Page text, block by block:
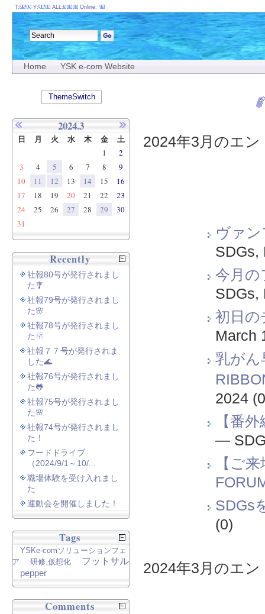
Home YSK e-com Website
2024年3月のエ
ヴァ
SDGs,
今月
SDGs,
初日
March
乳がん
2024
【番
—
【ご
SDGs
(0)
2024年3月のエ
T: Y: ALL: Online:
ThemeSwitch
2024.3
日 月 火 水 木 金 土
1
2
3
4 5 6 7 8
9
10
11 12 13 14 15
16
17
18 19 20 21 22
23
24
25 26 27 28 29
30
31
Recently
社報80号が発行されまし
た🎐
社報79号が発行されまし
た🌸
社報78号が発行されまし
た☃
社報７７号が発行されま
した🌊
社報76号が発行されまし
た🐸
社報75号が発行されまし
た🌸
社報74号が発行されまし
た！
フードドライブ
（2024/9/1～10/...
職場体験を受け入れまし
た
運動会を開催しました！
Tags
YSKe-comソリューションフェ
ア
研修,仮想化
フットサル
pepper
Comments